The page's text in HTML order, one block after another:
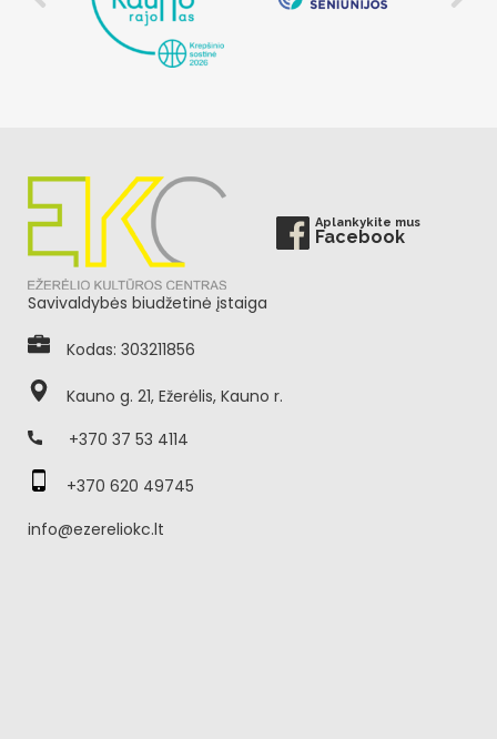
Aplankykite mus
Facebook
Savivaldybės biudžetinė įstaiga
Kodas: 303211856
Kauno g. 21, Ežerėlis, Kauno r.
+370 37 53 4114
+370 620 49745
info@ezereliokc.lt